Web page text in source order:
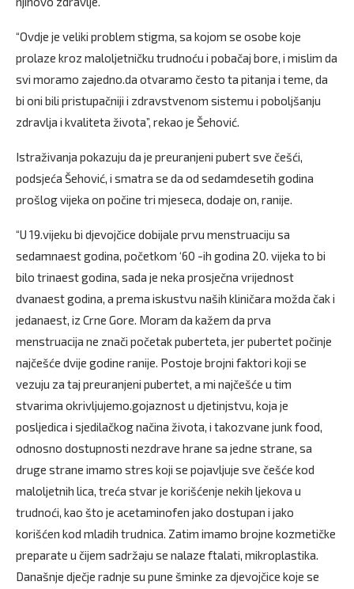
“Ovdje je veliki problem stigma, sa kojom se osobe koje
prolaze kroz maloljetničku trudnoću i pobačaj bore, i mislim da
svi moramo zajedno.da otvaramo često ta pitanja i teme, da
bi oni bili pristupačniji i zdravstvenom sistemu i poboljšanju
zdravlja i kvaliteta života”, rekao je Šehović.
Istraživanja pokazuju da je preuranjeni pubert sve češći,
podsjeća Šehović, i smatra se da od sedamdesetih godina
prošlog vijeka on počine tri mjeseca, dodaje on, ranije.
“U 19.vijeku bi djevojčice dobijale prvu menstruaciju sa
sedamnaest godina, početkom ‘60 -ih godina 20. vijeka to bi
bilo trinaest godina, sada je neka prosječna vrijednost
dvanaest godina, a prema iskustvu naših kliničara možda čak i
jedanaest, iz Crne Gore. Moram da kažem da prva
menstruacija ne znači početak puberteta, jer pubertet počinje
najčešće dvije godine ranije. Postoje brojni faktori koji se
vezuju za taj preuranjeni pubertet, a mi najčešće u tim
stvarima okrivljujemo.gojaznost u djetinjstvu, koja je
posljedica i sjedilačkog načina života, i takozvane junk food,
odnosno dostupnosti nezdrave hrane sa jedne strane, sa
druge strane imamo stres koji se pojavljuje sve češće kod
maloljetnih lica, treća stvar je korišćenje nekih ljekova u
trudnoći, kao što je acetaminofen jako dostupan i jako
korišćen kod mladih trudnica. Zatim imamo brojne kozmetičke
preparate u čijem sadržaju se nalaze ftalati, mikroplastika.
Današnje dječje radnje su pune šminke za djevojčice koje se